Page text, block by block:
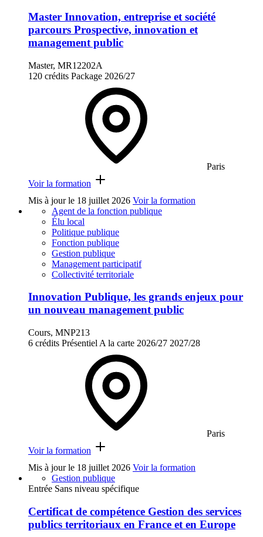
Master Innovation, entreprise et société
parcours Prospective, innovation et
management public
Master, MR12202A
120 crédits Package 2026/27
Paris
Voir la formation
Mis à jour le 18 juillet 2026 Voir la formation
Agent de la fonction publique
Élu local
Politique publique
Fonction publique
Gestion publique
Management participatif
Collectivité territoriale
Innovation Publique, les grands enjeux pour
un nouveau management public
Cours, MNP213
6 crédits Présentiel A la carte 2026/27 2027/28
Paris
Voir la formation
Mis à jour le 18 juillet 2026 Voir la formation
Gestion publique
Entrée Sans niveau spécifique
Certificat de compétence Gestion des services
publics territoriaux en France et en Europe